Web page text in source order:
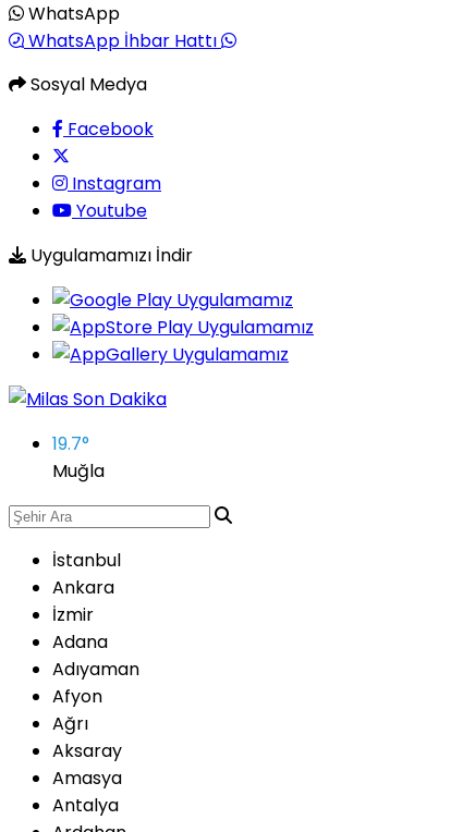
WhatsApp
WhatsApp İhbar Hattı
Sosyal Medya
Facebook
Instagram
Youtube
Uygulamamızı İndir
19.7°
Muğla
İstanbul
Ankara
İzmir
Adana
Adıyaman
Afyon
Ağrı
Aksaray
Amasya
Antalya